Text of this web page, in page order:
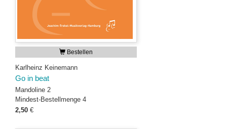
Bestellen
Karlheinz Keinemann
Go in beat
Mandoline 2
Mindest-Bestellmenge 4
2,50 €